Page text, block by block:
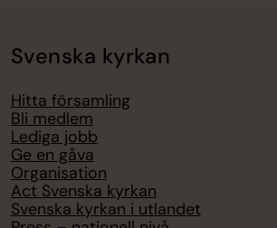
Svenska kyrkan
Hitta församling
Bli medlem
Lediga jobb
Ge en gåva
Organisation
Act Svenska kyrkan
Svenska kyrkan i utlandet